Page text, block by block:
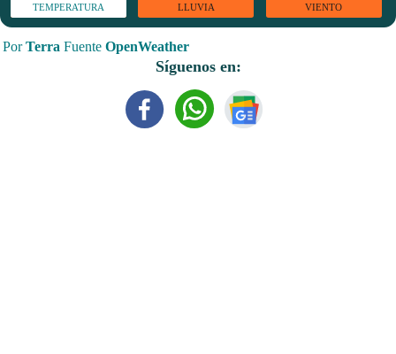
TEMPERATURA LLUVIA VIENTO
PorTerra Fuente OpenWeather
Síguenos en: